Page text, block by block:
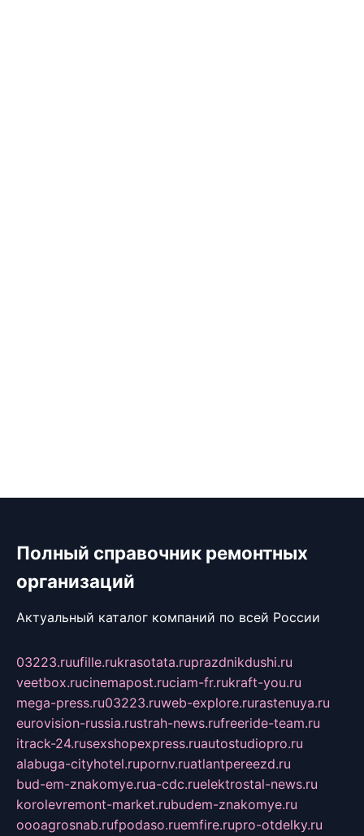
Полный справочник ремонтных
организаций
Актуальный каталог компаний по всей России
03223.ruufille.rukrasotata.ruprazdnikdushi.ru
veetbox.rucinemapost.ruciam-fr.rukraft-you.ru
mega-press.ru03223.ruweb-explore.rurastenuya.ru
eurovision-russia.rustrah-news.rufreeride-team.ru
itrack-24.rusexshopexpress.ruautostudiopro.ru
alabuga-cityhotel.rupornv.ruatlantpereezd.ru
bud-em-znakomye.rua-cdc.ruelektrostal-news.ru
korolevremont-market.rubudem-znakomye.ru
oooagrosnab.rufpodaso.ruemfire.rupro-otdelky.ru